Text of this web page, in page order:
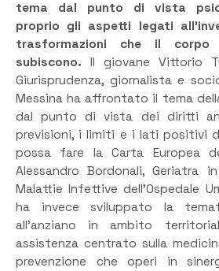
tema dal punto di vista
proprio gli aspetti legati
trasformazioni che il corpo
subiscono. Il giovane Vittorio
Giurisprudenza, giornalista e
Messina ha affrontato il tema
dal punto di vista dei diritti
previsioni, i limiti e i lati positivi
possa fare la Carta Europea
Alessandro Bordonali, Geriatra
Malattie Infettive dell’Ospedale
ha invece sviluppato la
all’anziano in ambito
assistenza centrato sulla
prevenzione che operi in